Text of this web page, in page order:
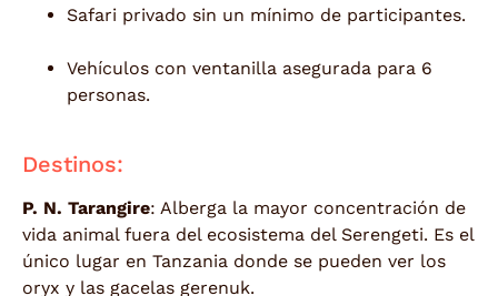
Safari privado sin un mínimo de participantes.
Vehículos con ventanilla asegurada para 6
personas.
Destinos:
P. N. Tarangire: Alberga la mayor concentración de
vida animal fuera del ecosistema del Serengeti. Es el
único lugar en Tanzania donde se pueden ver los
oryx y las gacelas gerenuk.